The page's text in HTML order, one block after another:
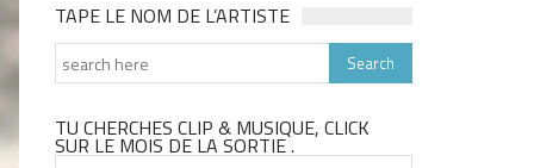
TAPE LE NOM DE L’ARTISTE
TU CHERCHES CLIP & MUSIQUE, CLICK
SUR LE MOIS DE LA SORTIE .